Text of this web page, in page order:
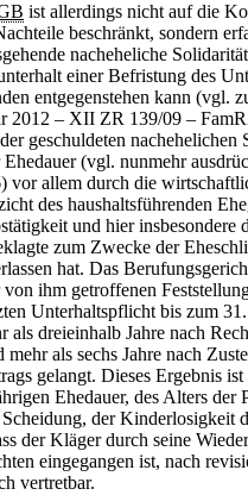
ist allerdings nicht auf die
beschränkt, sondern
nacheheliche
einer Befristung des
entgegenstehen kann (vgl.
2012 – XII ZR 139/09 –
geschuldeten nachehelichen
Ehedauer (vgl. nunmehr
vor allem durch die
des haushaltsführenden
und hier insbesondere
zum Zwecke der
hat. Das
ihm getroffenen
Unterhaltspflicht bis zum
als dreieinhalb Jahre nach
mehr als sechs Jahre nach
gelangt. Dieses Ergebnis
Ehedauer, des Alters der
der Kinderlosigkeit
der Kläger durch seine
eingegangen ist, nach
vertretbar.